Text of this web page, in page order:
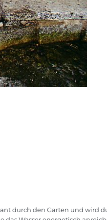
durch den Garten und wird